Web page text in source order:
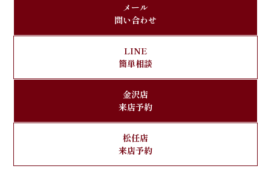
メール
問い合わせ
LINE
簡単相談
金沢店
来店予約
松任店
来店予約